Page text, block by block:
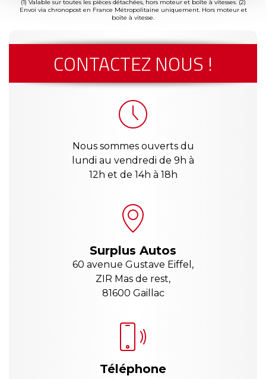
(1) Valable sur toutes les pièces détachées, hors moteur et boîte à vitesses. (2)
Envoi via chronopost en France Métropolitaine uniquement. Hors moteur et
boîte à vitesse.
CONTACTEZ NOUS !
Nous sommes ouverts du
lundi au vendredi de 9h à
12h et de 14h à 18h
Surplus Autos
60 avenue Gustave Eiffel,
ZIR Mas de rest,
81600 Gaillac
Téléphone